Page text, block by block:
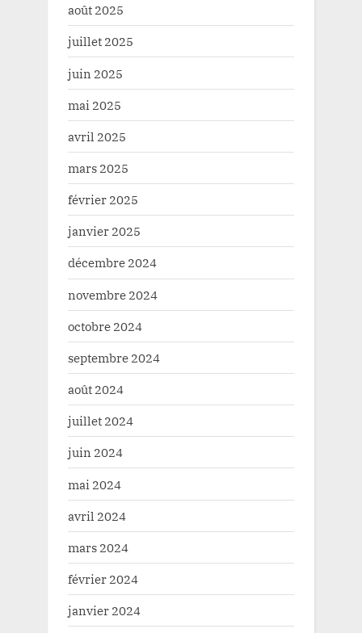
août 2025
juillet 2025
juin 2025
mai 2025
avril 2025
mars 2025
février 2025
janvier 2025
décembre 2024
novembre 2024
octobre 2024
septembre 2024
août 2024
juillet 2024
juin 2024
mai 2024
avril 2024
mars 2024
février 2024
janvier 2024